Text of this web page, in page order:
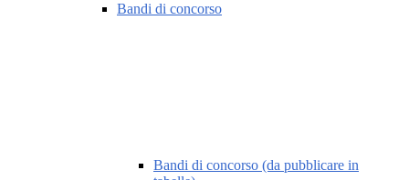
Bandi di concorso
Bandi di concorso (da pubblicare in